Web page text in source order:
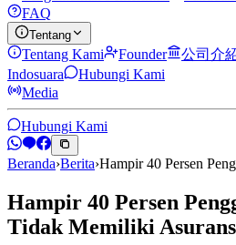
FAQ
Tentang
Tentang Kami Founder 公司介
Indosuara
Hubungi Kami
Media
Hubungi Kami
Beranda›Berita›Hampir 40 Persen
Hampir 40 Persen
Tidak Memiliki